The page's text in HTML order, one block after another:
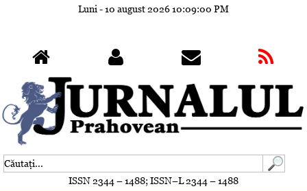
Luni - 10 august 202610:09:03 PM
ISSN 2344 – 1488; ISSN–L 2344 – 1488